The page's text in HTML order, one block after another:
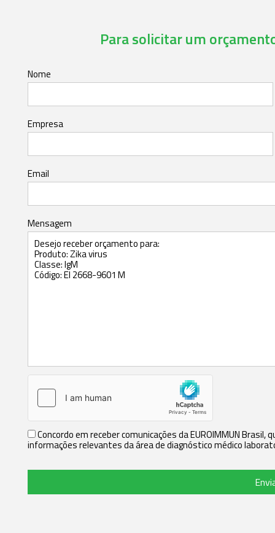
Para solicitar um
Nome
Empresa
Email
Mensagem
Concordo em receber comunicações da EUROIMMUN
informações relevantes da área de diagnóstico médico